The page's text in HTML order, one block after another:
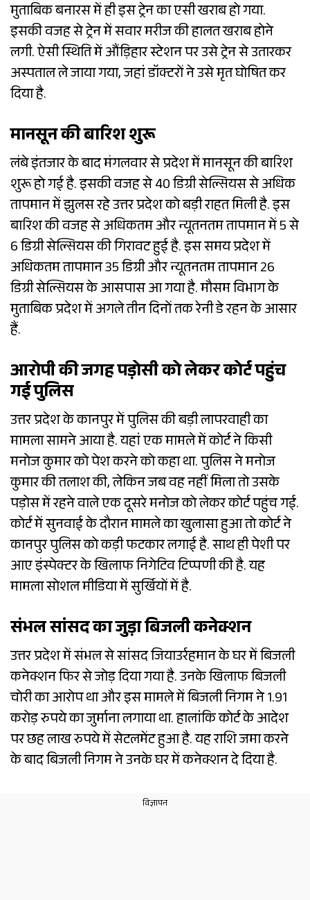
मुताबिक बनारस में ही इस ट्रेन का एसी खराब हो गया.
इसकी वजह से ट्रेन में सवार मरीज की हालत खराब होने
लगी. ऐसी स्थिति में औंड़िहार स्टेशन पर उसे ट्रेन से उतारकर
अस्पताल ले जाया गया, जहां डॉक्टरों ने उसे मृत घोषित कर
दिया है.
मानसून की बारिश शुरू
लंबे इंतजार के बाद मंगलवार से प्रदेश में मानसून की बारिश
शुरू हो गई है. इसकी वजह से 40 डिग्री सेल्सियस से अधिक
तापमान में झुलस रहे उत्तर प्रदेश को बड़ी राहत मिली है. इस
बारिश की वजह से अधिकतम और न्यूतनतम तापमान में 5 से
6 डिग्री सेल्सियस की गिरावट हुई है. इस समय प्रदेश में
अधिकतम तापमान 35 डिग्री और न्यूतनतम तापमान 26
डिग्री सेल्सियस के आसपास आ गया है. मौसम विभाग के
मुताबिक प्रदेश में अगले तीन दिनों तक रेनी डे रहन के आसार
हैं.
आरोपी की जगह पड़ोसी को लेकर कोर्ट पहुंच
गई पुलिस
उत्तर प्रदेश के कानपुर में पुलिस की बड़ी लापरवाही का
मामला सामने आया है. यहां एक मामले में कोर्ट ने किसी
मनोज कुमार को पेश करने को कहा था. पुलिस ने मनोज
कुमार की तलाश की, लेकिन जब वह नहीं मिला तो उसके
पड़ोस में रहने वाले एक दूसरे मनोज को लेकर कोर्ट पहुंच गई.
कोर्ट में सुनवाई के दौरान मामले का खुलासा हुआ तो कोर्ट ने
कानपुर पुलिस को कड़ी फटकार लगाई है. साथ ही पेशी पर
आए इंस्पेक्टर के खिलाफ निगेटिव टिप्पणी की है. यह
मामला सोशल मीडिया में सुर्खियों में है.
संभल सांसद का जुड़ा बिजली कनेक्शन
उत्तर प्रदेश में संभल से सांसद जियाउर्रहमान के घर में बिजली
कनेक्शन फिर से जोड़ दिया गया है. उनके खिलाफ बिजली
चोरी का आरोप था और इस मामले में बिजली निगम ने 1.91
करोड़ रुपये का जुर्माना लगाया था. हालांकि कोर्ट के आदेश
पर छह लाख रुपये में सेटलमेंट हुआ है. यह राशि जमा करने
के बाद बिजली निगम ने उनके घर में कनेक्शन दे दिया है.